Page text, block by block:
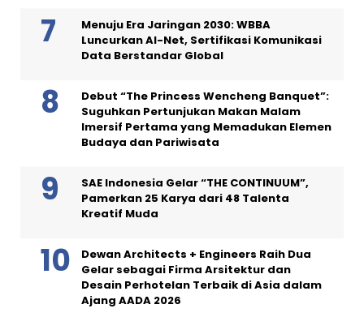
Menuju Era Jaringan 2030: WBBA
Luncurkan AI-Net, Sertifikasi Komunikasi
Data Berstandar Global
Debut “The Princess Wencheng Banquet”:
Suguhkan Pertunjukan Makan Malam
Imersif Pertama yang Memadukan Elemen
Budaya dan Pariwisata
SAE Indonesia Gelar “THE CONTINUUM”,
Pamerkan 25 Karya dari 48 Talenta
Kreatif Muda
Dewan Architects + Engineers Raih Dua
Gelar sebagai Firma Arsitektur dan
Desain Perhotelan Terbaik di Asia dalam
Ajang AADA 2026